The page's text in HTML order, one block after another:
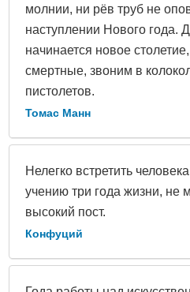
молнии, ни рёв труб не
наступлении Нового года.
начинается новое
смертные, звоним в
пистолетов.
Томас Манн
Нелегко встретить
учению три года жизни, не
высокий пост.
Конфуций